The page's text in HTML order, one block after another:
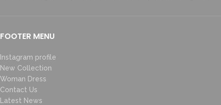
FOOTER MENU
Instagram profile
New Collection
Woman Dress
Contact Us
Latest News